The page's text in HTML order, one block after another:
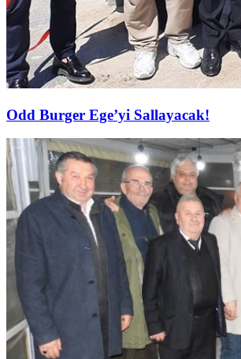
Odd Burger Ege’yi Sallayacak!